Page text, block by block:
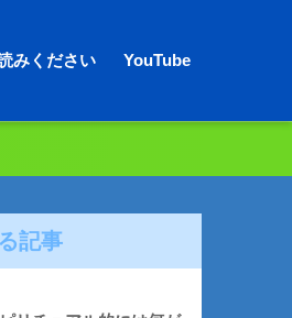
みください YouTube
記事